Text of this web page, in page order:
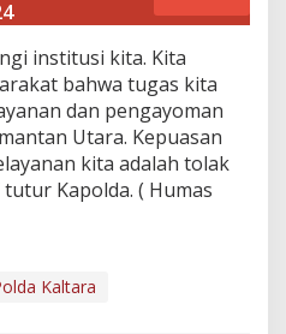
institusi kita. Kita
bahwa tugas kita
dan pengayoman
Utara. Kepuasan
kita adalah tolak
Kapolda. ( Humas
Kaltara